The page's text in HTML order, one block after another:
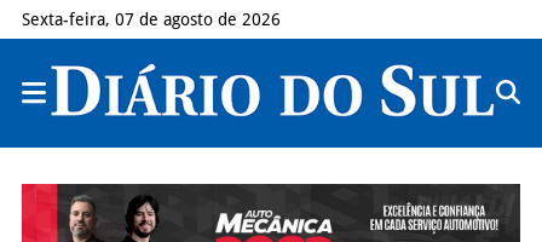
Sexta-feira, 07 de agosto de 2026